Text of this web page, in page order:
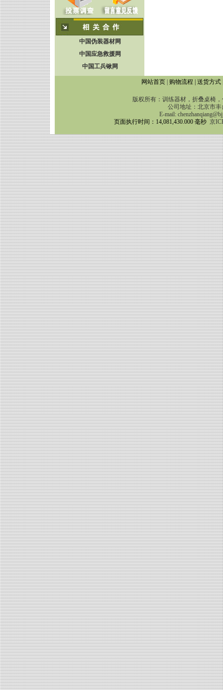
中国伪装器材网
中国应急救援网
中国工兵锹网
网站首页| 购物流程 送货方式
版权所有：训练器材，折叠桌椅
公司地址：北京市丰
E-mail:
页面执行时间：14,081,430.000 毫秒 京